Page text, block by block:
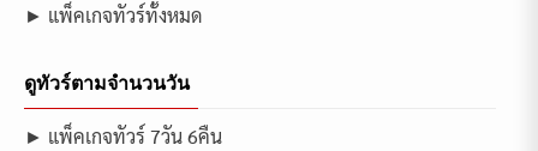
► แพ็คเกจทัวร์ทั้งหมด
ดูทัวร์ตามจำนวนวัน
► แพ็คเกจทัวร์ 7วัน 6คืน